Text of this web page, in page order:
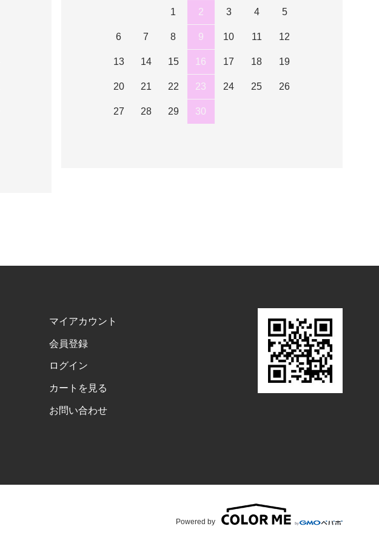
1 2 3 4 5
6 7 8 9 10 11 12
13 14 15 16 17 18 19
20 21 22 23 24 25 26
27 28 29 30
マイアカウント
会員登録
ログイン
カートを見る
お問い合わせ
Powered by